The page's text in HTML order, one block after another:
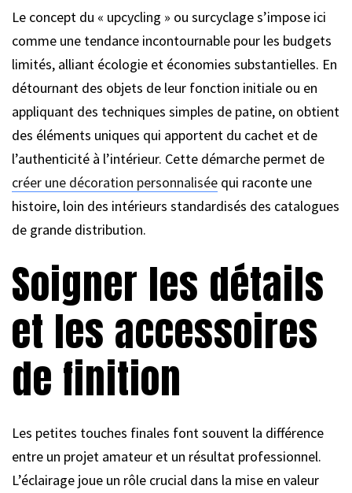
Le concept du « upcycling » ou surcyclage s’impose ici
comme une tendance incontournable pour les budgets
limités, alliant écologie et économies substantielles. En
détournant des objets de leur fonction initiale ou en
appliquant des techniques simples de patine, on obtient
des éléments uniques qui apportent du cachet et de
l’authenticité à l’intérieur. Cette démarche permet de
créer une décoration personnalisée qui raconte une
histoire, loin des intérieurs standardisés des catalogues
de grande distribution.
Soigner les détails
et les accessoires
de finition
Les petites touches finales font souvent la différence
entre un projet amateur et un résultat professionnel.
L’éclairage joue un rôle crucial dans la mise en valeur